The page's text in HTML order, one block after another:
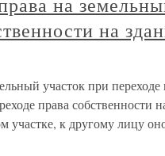
на
участок при переходе
права собственности
участке, к другому лицу